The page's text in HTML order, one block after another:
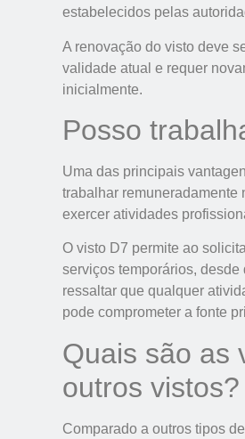
estabelecidos pelas
A renovação do visto deve
validade atual e requer
inicialmente.
Posso
Uma das principais
trabalhar remuneradamente
exercer atividades
O visto D7 permite ao
serviços temporários,
ressaltar que qualquer
pode comprometer a fonte
Quais são as
outros vistos?
Comparado a outros tipos